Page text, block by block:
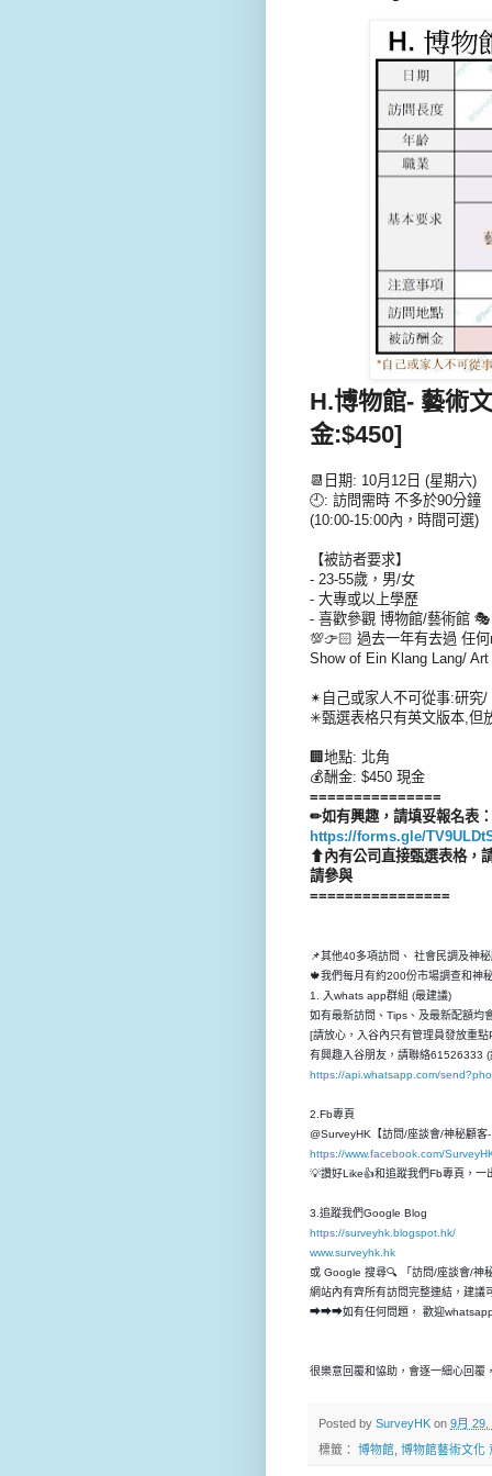
H.博物館- 藝術
金:$450]
📆日期: 10月12日 (星期六)
🕘: 訪問需時 不多於90分鐘
(10:00-15:00內，時間可選)
【被訪者要求】
- 23-55歲，男/女
- 大專或以上學歷
- 喜歡參觀 博物館/藝術館
💯👉🏻 過去一年有去過 任
Show of Ein Klang Lang/
✴自己或家人不可從事:研究
✳甄選表格只有英文版本,但
🏢地點: 北角
💰酬金: $450 現金
===============
✏如有興趣，請填妥報名表：
https://forms.gle/
⬆內有公司直接甄選表格，
請參與
================
📌其他40多項訪問、 社會民調及神
🍁我們每月有約200份市場調查和神
1. 入whats app群組 (最建議)
如有最新訪問、Tips、及最新配額均
[請放心，入谷內只有管理員發放重
有興趣入谷朋友，請聯絡61526333
https://api.whatsapp.com/
2.Fb專頁
@SurveyHK【訪問/座談會/神秘顧
https://www.facebook.com/
💡讚好Like👍和追蹤我們Fb專頁，一
3.追蹤我們Google Blog
https://surveyhk.blogspot.hk/
www.surveyhk.hk
或 Google 搜尋🔍 「訪問/座談會/神
網站內有齊所有訪問完整連結，建議
➡➡➡如有任何問題， 歡迎
很樂意回覆和恊助，會逐一細心回覆
Posted by SurveyHK on 9月 29,
標籤： 博物館 博物館藝術文化